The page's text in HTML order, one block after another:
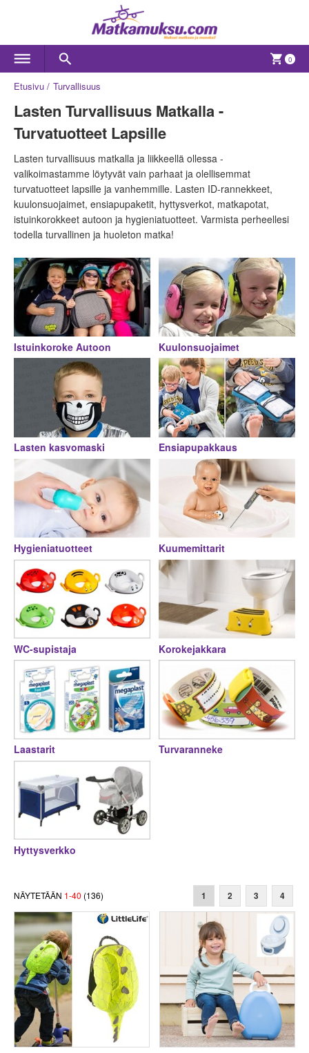
0
Etusivu Turvallisuus
Lasten Turvallisuus Matkalla -
Turvatuotteet Lapsille
Lasten turvallisuus matkalla ja liikkeellä ollessa -
valikoimastamme löytyvät vain parhaat ja olellisemmat
turvatuotteet lapsille ja vanhemmille. Lasten ID-rannekkeet,
kuulonsuojaimet, ensiapupaketit, hyttysverkot, matkapotat,
istuinkorokkeet autoon ja hygieniatuotteet. Varmista perheellesi
todella turvallinen ja huoleton matka!
Istuinkoroke Autoon Kuulonsuojaimet
Lasten kasvomaski Ensiapupakkaus
Hygieniatuotteet Kuumemittarit
WC-supistaja Korokejakkara
Laastarit Turvaranneke
Hyttysverkko
NÄYTETÄÄN 1-40 (136) 1 2 3 4